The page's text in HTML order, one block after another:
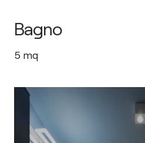
Bagno
5 mq